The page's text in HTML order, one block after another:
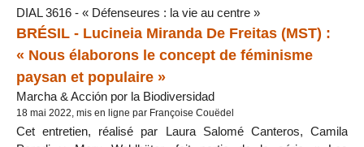
DIAL 3616 - « Défenseures : la vie au centre »
BRÉSIL - Lucineia Miranda De Freitas (MST) :
« Nous élaborons le concept de féminisme
paysan et populaire »
Marcha & Acción por la Biodiversidad
18 mai 2022, mis en ligne par Françoise Couëdel
Cet entretien, réalisé par Laura Salomé Canteros, Camila